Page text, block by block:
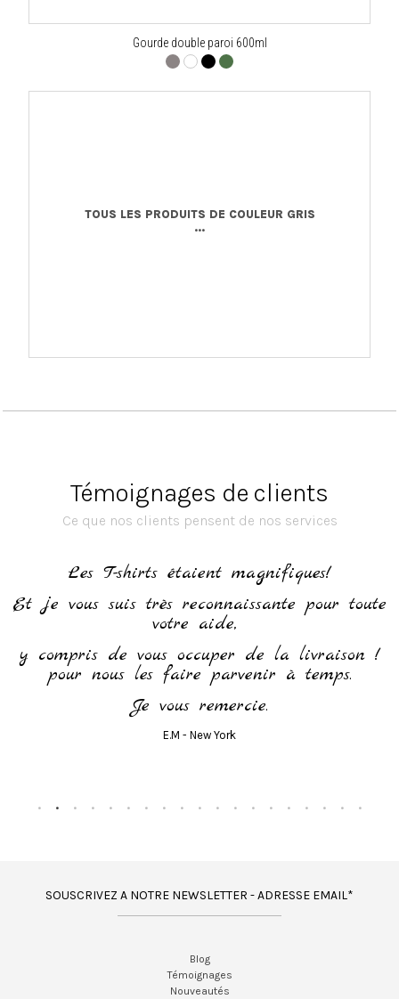
Gourde double paroi 600ml
TOUS LES PRODUITS DE COULEUR GRIS
...
Témoignages de clients
Ce que nos clients pensent de nos services
Les T-shirts étaient magnifiques!
Et je vous suis très reconnaissante pour toute
votre aide,
y compris de vous occuper de la livraison !
pour nous les faire parvenir à temps.
Je vous remercie.
E.M - New York
SOUSCRIVEZ A NOTRE NEWSLETTER - ADRESSE EMAIL*
Blog
Témoignages
Nouveautés